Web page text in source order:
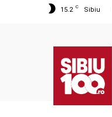
15.2 C Sibiu